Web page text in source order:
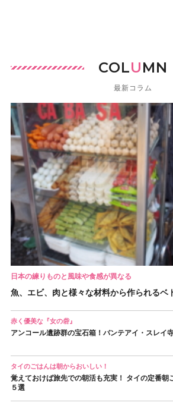
COLUMN
最新コラム
日本の練りものと風味や食感が異なる
魚、エビ、肉と様々な材料から作られるベ
赤く優美な『女の砦』
アンコール遺跡群の宝石箱！バンテアイ・スレイ
タイのごはんは朝からおいしい！
覚えておけば旅先での朝活も充実！ タイの定番朝
５選